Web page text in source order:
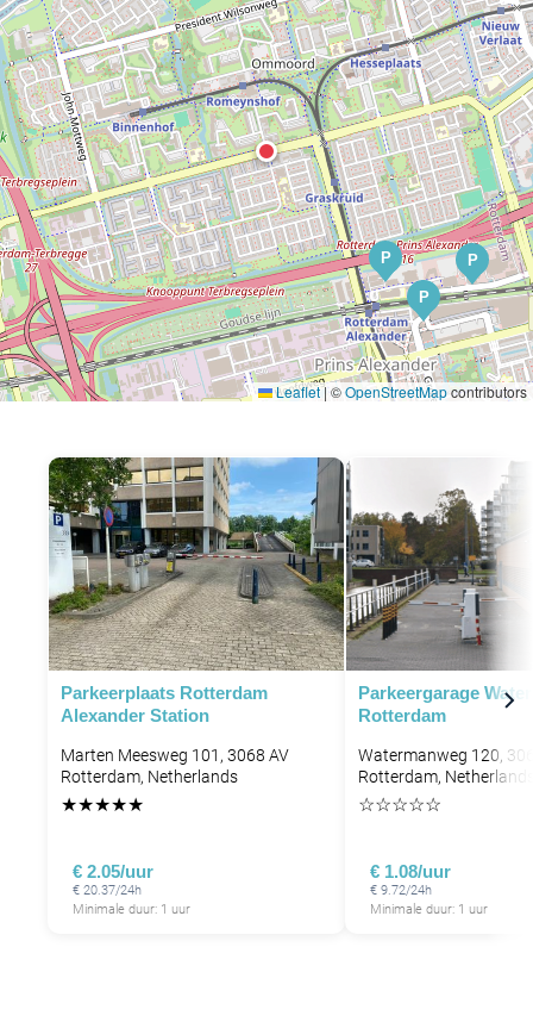
P
P
P
Leaflet| ©OpenStreetMapcontributors
Parkeerplaats Rotterdam
Alexander​ Station
Marten Meesweg 101, 3068 AV
Rotterdam, Netherlands
★★★★★
€ 2.05/uur
€ 20.37/24h
Minimale duur: 1 uur
Parkeergarage
Rotterdam
Watermanweg 120,
Rotterdam,
☆☆☆☆☆
€ 1.08/uur
€ 9.72/24h
Minimale duur: 1 uur